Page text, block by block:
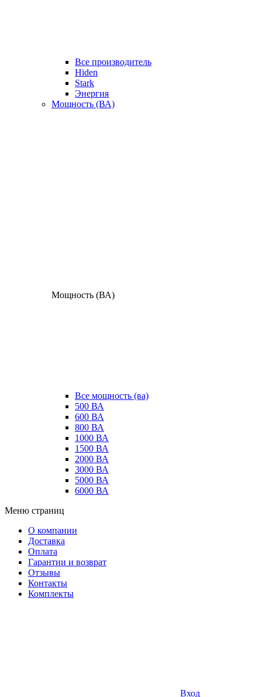
Все производитель
Hiden
Stark
Энергия
Мощность (ВА)
Мощность (ВА)
Все мощность (ва)
500 ВА
600 ВА
800 ВА
1000 ВА
1500 ВА
2000 ВА
3000 ВА
5000 ВА
6000 ВА
Меню страниц
О компании
Доставка
Оплата
Гарантии и возврат
Отзывы
Контакты
Комплекты
Вход